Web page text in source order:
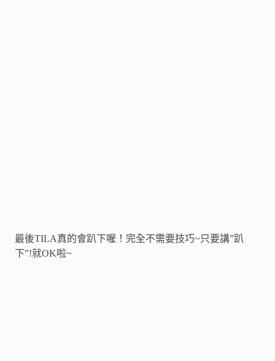
最後TILA真的會趴下喔！完全不需要技巧~只要講”趴
下”!就OK啦~